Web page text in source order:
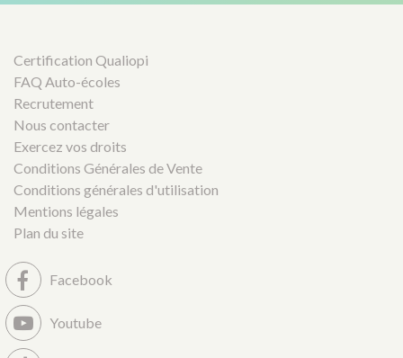
Certification Qualiopi
FAQ Auto-écoles
Recrutement
Nous contacter
Exercez vos droits
Conditions Générales de Vente
Conditions générales d'utilisation
Mentions légales
Plan du site
Facebook
Youtube